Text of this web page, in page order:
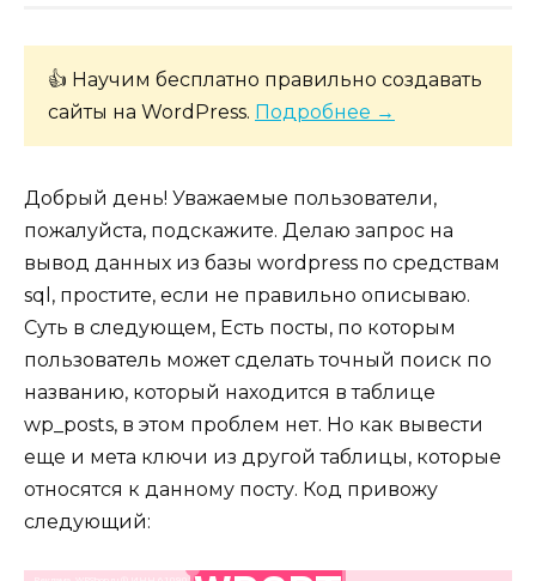
👍 Научим бесплатно правильно создавать
сайты на WordPress. Подробнее →
Добрый день! Уважаемые пользователи,
пожалуйста, подскажите. Делаю запрос на
вывод данных из базы wordpress по средствам
sql, простите, если не правильно описываю.
Суть в следующем, Есть посты, по которым
пользователь может сделать точный поиск по
названию, который находится в таблице
wp_posts, в этом проблем нет. Но как вывести
еще и мета ключи из другой таблицы, которые
относятся к данному посту. Код привожу
следующий: